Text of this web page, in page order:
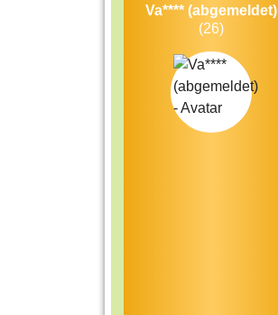
Va**** (abgemeldet)
(26)